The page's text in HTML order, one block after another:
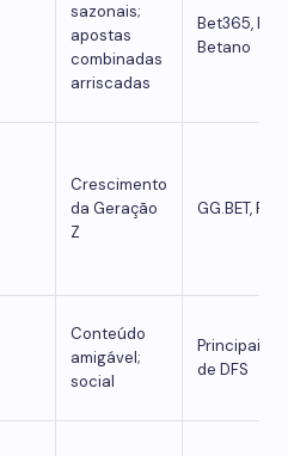
sazonais;
apostas
combinadas
arriscadas
Bet365,
Betano
Crescimento
da Geração
Z
GG.BET,
Conteúdo
amigável;
social
Principais
de DFS